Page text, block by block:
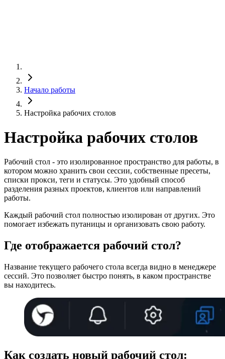
Начало работы
Настройка рабочих столов
Настройка рабочих столов
Рабочий стол - это изолированное пространство для работы, в
котором можно хранить свои сессии, собственные пресеты,
списки прокси, теги и статусы. Это удобный способ
разделения разных проектов, клиентов или направлений
работы.
Каждый рабочий стол полностью изолирован от других. Это
помогает избежать путаницы и организовать свою работу.
Где отображается рабочий стол?
Название текущего рабочего стола всегда видно в менеджере
сессий. Это позволяет быстро понять, в каком пространстве
вы находитесь.
Как создать новый рабочий стол: